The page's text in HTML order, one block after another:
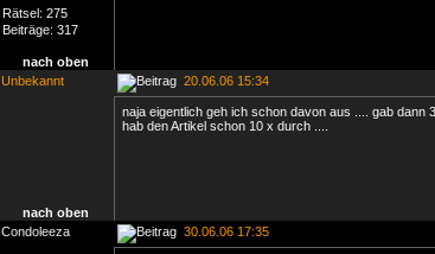
Rätsel: 275
Beiträge: 317
nach oben
Unbekannt
20.06.06 15:34
naja eigentlich geh ich schon davon aus .... gab dann
hab den Artikel schon 10 x durch ....
nach oben
Condoleeza
30.06.06 17:35